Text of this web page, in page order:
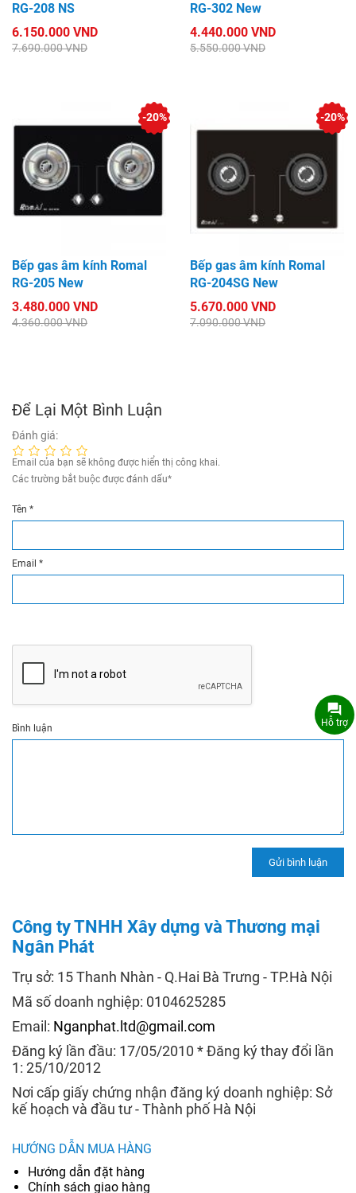
RG-208 NS
6.150.000 VND
7.690.000 VND
RG-302 New
4.440.000 VND
5.550.000 VND
Bếp gas âm kính Romal
RG-205 New
3.480.000 VND
4.360.000 VND
-20%
Bếp gas âm kính Romal
RG-204SG New
5.670.000 VND
7.090.000 VND
-20%
Để Lại Một Bình Luận
Đánh giá:
Email của bạn sẽ không được hiển thị công khai.
Các trường bắt buộc được đánh dấu*
Tên *
Email *
Bình luận
Công ty TNHH Xây dựng và Thương mại
Ngân Phát
Trụ sở: 15 Thanh Nhàn - Q.Hai Bà Trưng - TP.Hà Nội
Mã số doanh nghiệp: 0104625285
Email: Nganphat.ltd@gmail.com
Đăng ký lần đầu: 17/05/2010 * Đăng ký thay đổi lần
1: 25/10/2012
Nơi cấp giấy chứng nhận đăng ký doanh nghiệp: Sở
kế hoạch và đầu tư - Thành phố Hà Nội
HƯỚNG DẪN MUA HÀNG
Hướng dẫn đặt hàng
Chính sách giao hàng
Hỗ trợ